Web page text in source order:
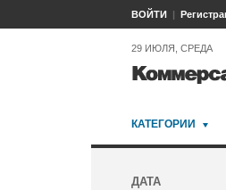
ВОЙТИ
29 ИЮЛЯ, СРЕДА
КАТЕГОРИИ
ДАТА